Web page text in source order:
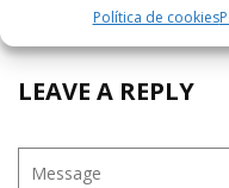
Política de cookies
los unos o los
LEAVE A REPLY